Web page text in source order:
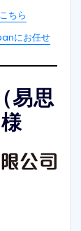
ちら
にお任せ
易思